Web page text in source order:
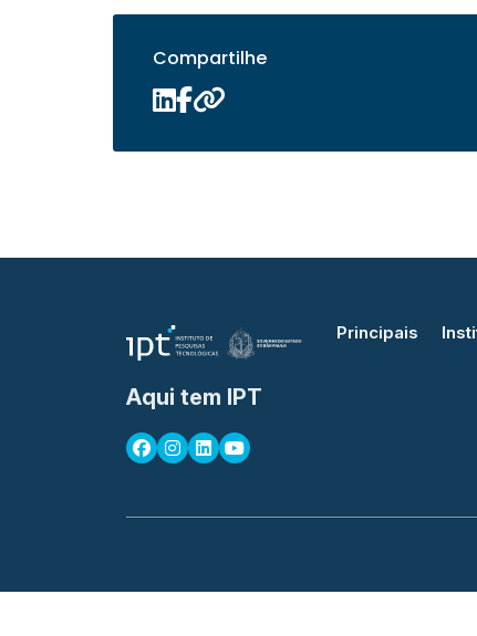
Compartilhe
Aqui tem IPT
Principais